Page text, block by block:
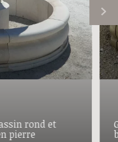
rond et
pierre